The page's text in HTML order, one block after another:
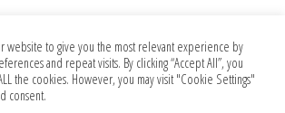
website to give you the most relevant experience by
and repeat visits. By clicking “Accept All”, you
the cookies. However, you may visit "Cookie Settings"
consent.